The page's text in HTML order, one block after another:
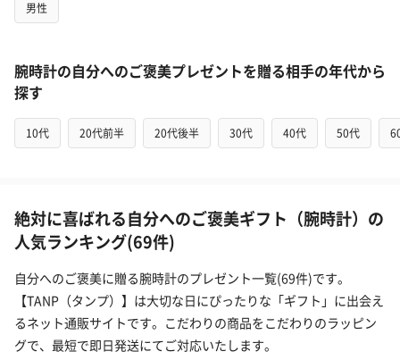
男性
腕時計の自分へのご褒美プレゼントを贈る相手の年代から
探す
10代 20代前半 20代後半 30代 40代 50代
絶対に喜ばれる自分へのご褒美ギフト（腕時計）の
人気ランキング(69件)
自分へのご褒美に贈る腕時計のプレゼント一覧(69件)です。
【TANP（タンプ）】は大切な日にぴったりな「ギフト」に出会え
るネット通販サイトです。こだわりの商品をこだわりのラッピン
グで、最短で即日発送にてご対応いたします。